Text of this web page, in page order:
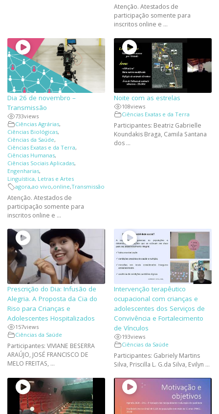
Atenção. Atestados de
participação somente para
inscritos online e ...
Dia 26 de novembro –
Transmissão
733views
Ciências Agrárias,
Ciências Biológicas,
Ciências da Saúde,
Ciências Exatas e da Terra,
Ciências Humanas,
Ciências Sociais Aplicadas,
Engenharias,
Linguística, Letras e Artes
agora,ao vivo,online,Transmissão
Atenção. Atestados de
participação somente para
inscritos online e ...
Noite com as estrelas
108views
Ciências Exatas e da Terra
Participantes: Beatriz Gabrielle
Koundakis Braga, Camila Santana
dos ...
Prescrição do Dia: Infusão de
Alegria. A Proposta da Cia do
Riso para Crianças e
Adolescentes Hospitalizados
157views
Ciências da Saúde
Participantes: VIVIANE BESERRA
ARAÚJO, JOSÉ FRANCISCO DE
MELO FREITAS, ...
Intervenção terapêutico
ocupacional com crianças e
adolescentes dos Serviços de
Convivência e Fortalecimento
de Vínculos
193views
Ciências da Saúde
Participantes: Gabriely Martins
Silva, Priscilla L. G.da Silva, Evilyn ...